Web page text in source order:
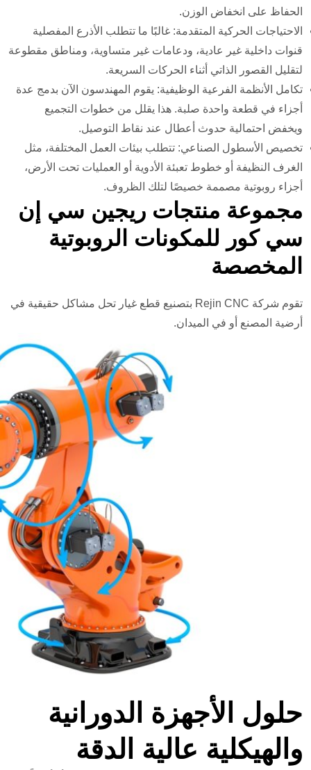
الحفاظ على انخفاض الوزن.
الاحتياجات الحركية المتقدمة: غالبًا ما تتطلب الأذرع المفصلية
قنوات داخلية غير عادية، ودعامات غير متساوية، ومناطق مقطوعة
لتقليل القصور الذاتي أثناء الحركات السريعة.
تكامل الأنظمة الفرعية الوظيفية: يقوم المهندسون الآن بدمج عدة
أجزاء في قطعة واحدة صلبة. هذا يقلل من خطوات التجميع
ويخفض احتمالية حدوث أعطال عند نقاط التوصيل.
تخصيص الأسطول الصناعي: تتطلب بيئات العمل المختلفة، مثل
الغرف النظيفة أو خطوط تعبئة الأدوية أو العمليات تحت الأرض،
أجزاء روبوتية مصممة خصيصًا لتلك الظروف.
مجموعة منتجات ريجين سي إن
سي كور للمكونات الروبوتية
المخصصة
تقوم شركة Rejin CNC بتصنيع قطع غيار تحل مشاكل حقيقية في
أرضية المصنع أو في الميدان.
حلول الأجهزة الدورانية
والهيكلية عالية الدقة